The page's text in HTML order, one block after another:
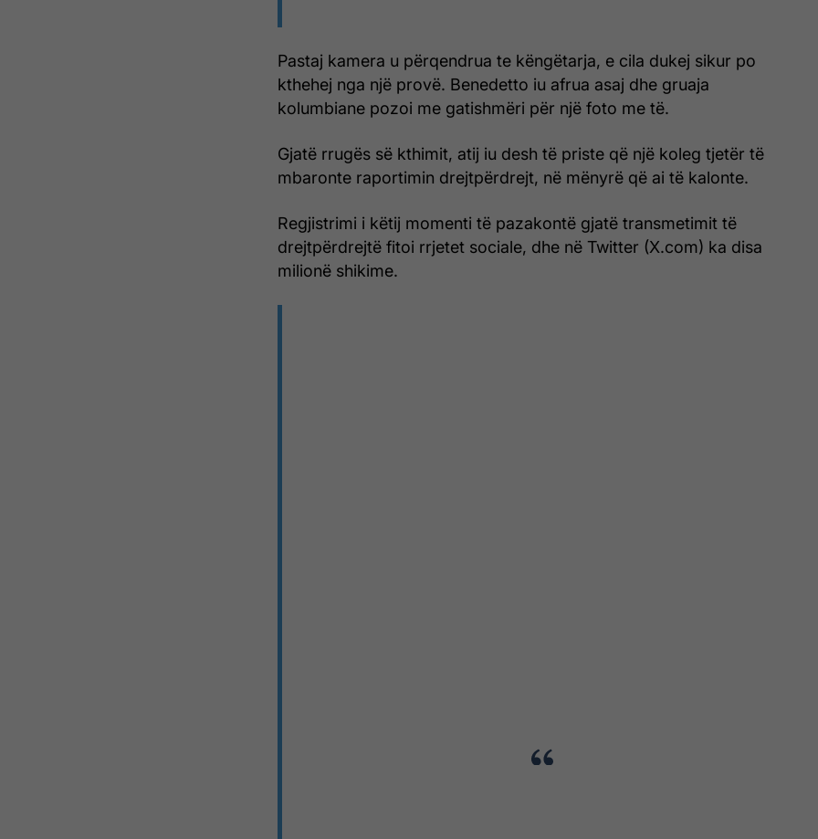
Pastaj kamera u përqendrua te këngëtarja, e cila dukej sikur po
kthehej nga një provë. Benedetto iu afrua asaj dhe gruaja
kolumbiane pozoi me gatishmëri për një foto me të.
Gjatë rrugës së kthimit, atij iu desh të priste që një koleg tjetër të
mbaronte raportimin drejtpërdrejt, në mënyrë që ai të kalonte.
Regjistrimi i këtij momenti të pazakontë gjatë transmetimit të
drejtpërdrejtë fitoi rrjetet sociale, dhe në Twitter (X.com) ka disa
milionë shikime.